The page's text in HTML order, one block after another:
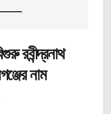
রবীন্দ্রনাথ
নাম